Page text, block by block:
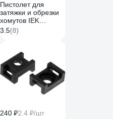
Пистолет для
затяжки и обрезки
хомутов IEK
ПКХ-600А THS10-
W4 8
3.5(8)
240 ₽2.4 ₽/шт